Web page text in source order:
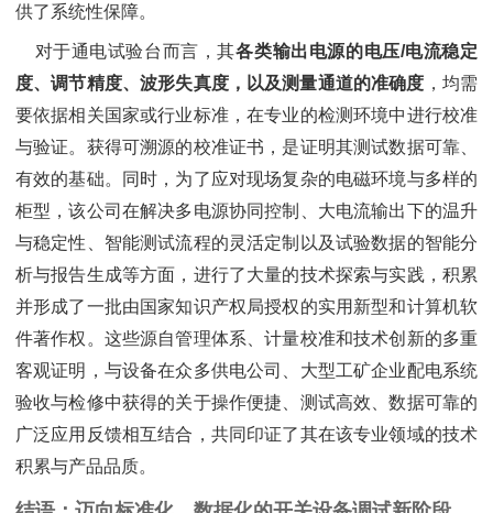
供了系统性保障。
对于通电试验台而言，其‌各类输出电源的电压/电流稳定
度、调节精度、波形失真度，以及测量通道的准确度 ‌，均需
要依据相关国家或行业标准，在专业的检测环境中进行校准
与验证。获得可溯源的校准证书，是证明其测试数据可靠、
有效的基础。同时，为了应对现场复杂的电磁环境与多样的
柜型，该公司在解决多电源协同控制、大电流输出下的温升
与稳定性、智能测试流程的灵活定制以及试验数据的智能分
析与报告生成等方面，进行了大量的技术探索与实践，积累
并形成了一批由国家知识产权局授权的实用新型和计算机软
件著作权。这些源自管理体系、计量校准和技术创新的多重
客观证明，与设备在众多供电公司、大型工矿企业配电系统
验收与检修中获得的关于操作便捷、测试高效、数据可靠的
广泛应用反馈相互结合，共同印证了其在该专业领域的技术
积累与产品品质。